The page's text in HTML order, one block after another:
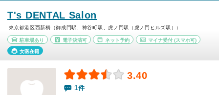
T's DENTAL Salon
東京都港区西新橋（御成門駅、神谷町駅、虎ノ門駅（虎ノ門ヒルズ駅））
駐車場あり 電子決済可 ネット予約 マイナ受付 (スマホ可)
女医在籍
3.40
1件